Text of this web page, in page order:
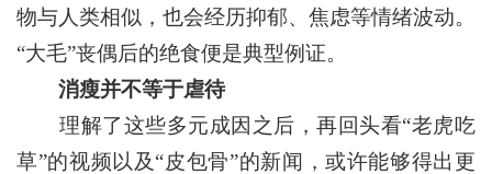
物与人类相似，也会经历抑郁、焦虑等情绪波动。
“大毛”丧偶后的绝食便是典型例证。
消瘦并不等于虐待
理解了这些多元成因之后，再回头看“老虎吃
草”的视频以及“皮包骨”的新闻，或许能够得出更